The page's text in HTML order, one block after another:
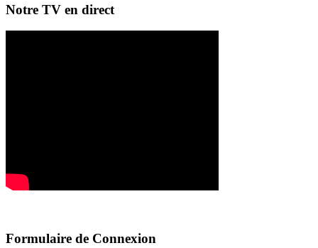
Notre TV en direct
Formulaire de Connexion